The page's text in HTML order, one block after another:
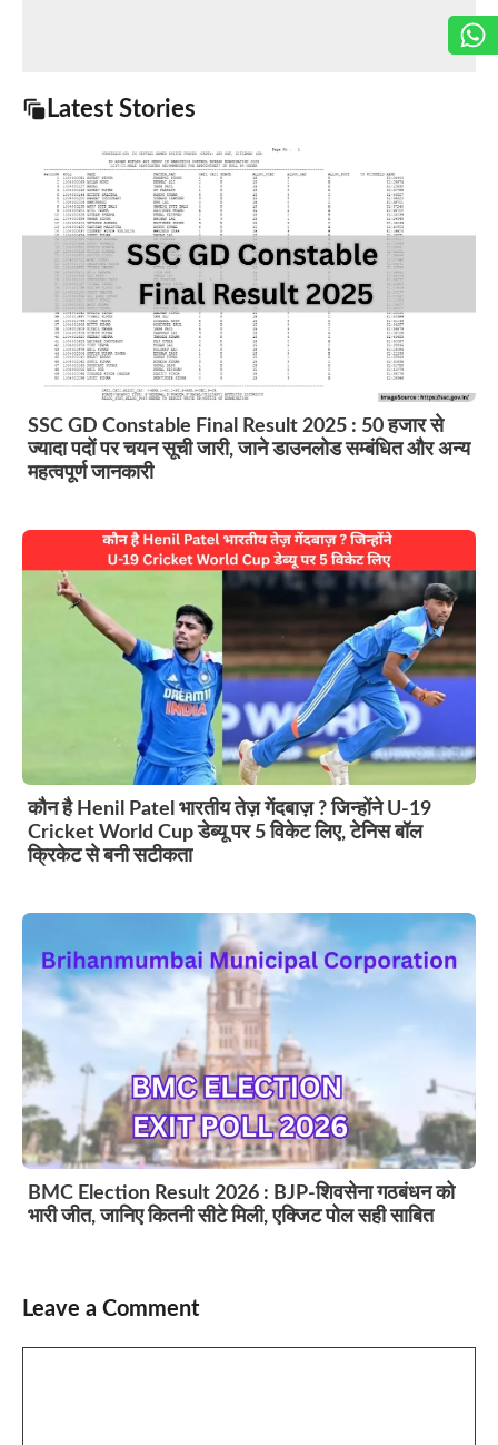
Latest Stories
SSC GD Constable Final Result 2025 : 50 हजार से
ज्यादा पदों पर चयन सूची जारी, जाने डाउनलोड सम्बंधित और अन्य
महत्वपूर्ण जानकारी
कौन है Henil Patel भारतीय तेज़ गेंदबाज़ ? जिन्होंने U-19
Cricket World Cup डेब्यू पर 5 विकेट लिए, टेनिस बॉल
क्रिकेट से बनी सटीकता
BMC Election Result 2026 : BJP-शिवसेना गठबंधन को
भारी जीत, जानिए कितनी सीटे मिली, एक्जिट पोल सही साबित
Leave a Comment